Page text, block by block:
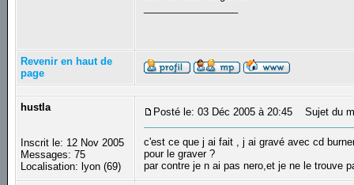
Revenir en haut de
page
hustla
Inscrit le: 12 Nov 2005
Messages: 75
Localisation: lyon (69)
Posté le: 03 Déc 2005 à 20:45 Sujet du
c'est ce que j ai fait , j ai gravé avec cd
pour le graver ?
par contre je n ai pas nero,et je ne le trouve